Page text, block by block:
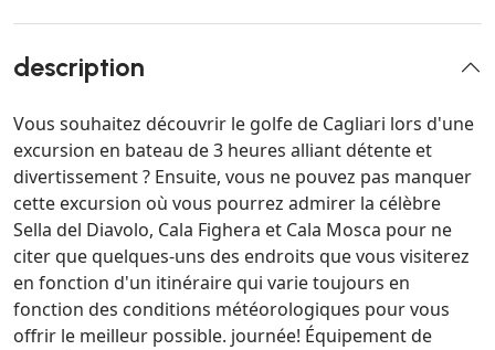
description
Vous souhaitez découvrir le golfe de Cagliari lors d'une
excursion en bateau de 3 heures alliant détente et
divertissement ? Ensuite, vous ne pouvez pas manquer
cette excursion où vous pourrez admirer la célèbre
Sella del Diavolo, Cala Fighera et Cala Mosca pour ne
citer que quelques-uns des endroits que vous visiterez
en fonction d'un itinéraire qui varie toujours en
fonction des conditions météorologiques pour vous
offrir le meilleur possible. journée! Équipement de